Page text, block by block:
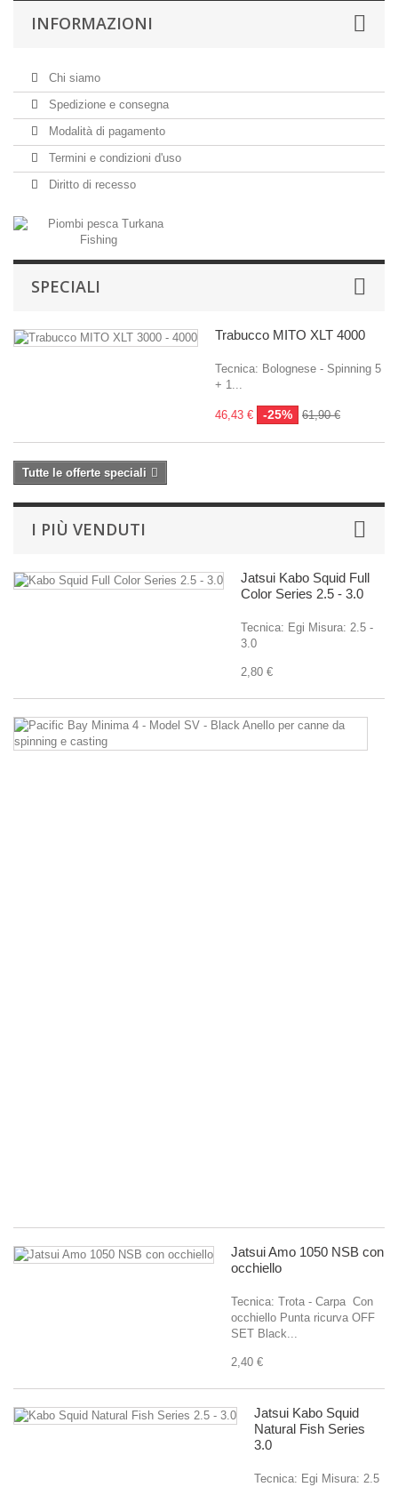
INFORMAZIONI
Chi siamo
Spedizione e consegna
Modalità di pagamento
Termini e condizioni d'uso
Diritto di recesso
SPECIALI
Trabucco MITO XLT 4000
Tecnica: Bolognese - Spinning 5
+ 1...
46,43 € -25% 61,90 €
Tutte le offerte speciali
I PIÙ VENDUTI
Jatsui Kabo Squid Full
Color Series 2.5 - 3.0
Tecnica: Egi Misura: 2.5 -
3.0
2,80 €
Jatsui Amo 1050 NSB con
occhiello
Tecnica: Trota - Carpa Con
occhiello Punta ricurva OFF
SET Black...
2,40 €
Jatsui Kabo Squid
Natural Fish Series
3.0
Tecnica: Egi Misura: 2.5